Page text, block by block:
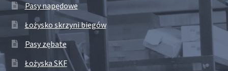
Pasy napędowe
Łożysko skrzyni biegów
Pasy zębate
Łożyska SKF